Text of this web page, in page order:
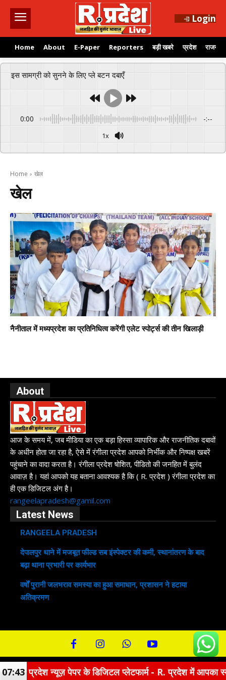
Login
Home About E-Paper Reporters बड़ी खबरे प्रदेश राजनीति
इस सामग्री को सुनने के लिए प्ले बटन दबाएँ
0:00 -:--
1x
Home खेल
खेल
नैनीताल में मध्यप्रदेश का प्रतिनिधित्व करेंगी एलेट स्पोर्ट्स की तीन खिलाड़ी
About
आज के समय में, जब मीडिया का एक बड़ा हिस्सा व्यापारिक और राजनीतिक दबावों
के अधीन होता जा रहा है, ऐसे में रंगीला प्रदेश आपको निर्भीक और निष्पक्ष खबरें
पहुंचाने का वादा करता है। रंगीला प्रदेश षोशित, पीडितो की जनहित में बुलंद
आवाज़ है। यहां आपको यह बताना आवश्यक है कि ( R. प्रदेश ) रंगीला प्रदेश का
ही एक डिजिटल अंग है।
rangeelapradesh@gamil.com
Latest News
RANGEELA PRADESH
देपालपुर थाने में मजबूत फील्ड सब इंस्पेक्टर की कमी, स्थानांतरण के बाद
बढ़ा थाना प्रभारी पर कार्यभार
वर्षों पुरानी जलभराव समस्या का हुआ समाधान, प्रशासन ने हटाया
अतिक्रमण
रंगीला प्रदेश न्यूज़ पेपर के डिजिटल प्लेटफार्म - R. प्रदेश में आपका
07:43